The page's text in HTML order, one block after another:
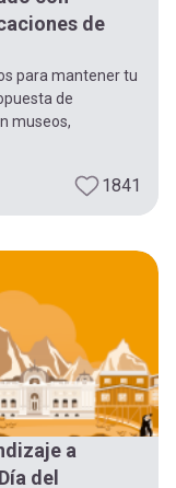
de
para mantener tu
de
museos,
1841
a
del